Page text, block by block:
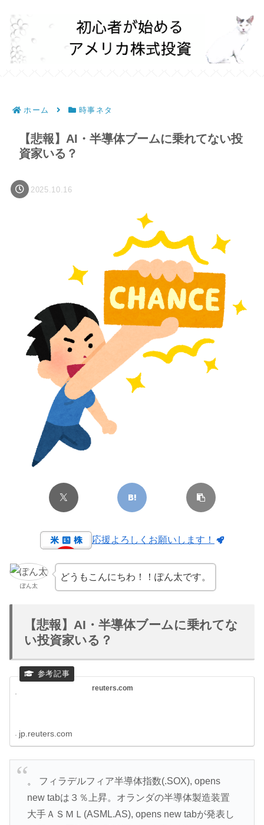
ホーム 時事ネタ
【悲報】AI・半導体ブームに乗れてない投
資家いる？
2025.10.16
応援よろしくお願いします！
ぽん太
どうもこんにちわ！！ぽん太です。
【悲報】AI・半導体ブームに乗れてな
い投資家いる？
reuters.com
jp.reuters.com
。 フィラデルフィア半導体指数(.SOX), opens
new tabは３％上昇。オランダの半導体製造装置
大手ＡＳＭＬ(ASML.AS), opens new tabが発表し